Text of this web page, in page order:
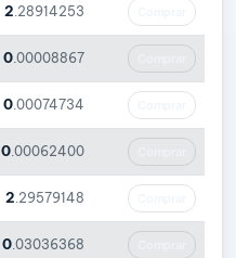
2 .28914253
0 .00008867
0 .00074734
0 .00062400
2 .29579148
0 .03036368